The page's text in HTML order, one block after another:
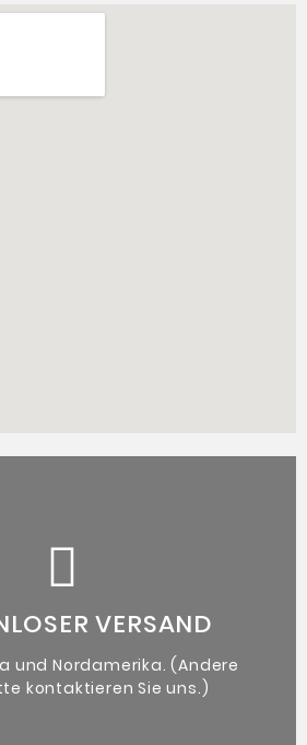
VERSAND
und Nordamerika. (Andere
kontaktieren Sie uns.)
zeitgenössisches